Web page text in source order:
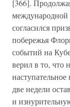
[366].
международной
согласился
побережья
событий на
верил в то, что
две недели
и